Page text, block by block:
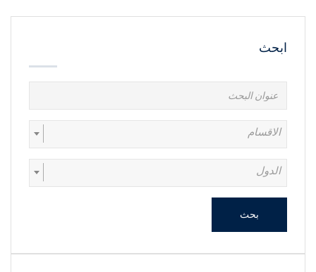
ابحث
الاقسام
الدول
بحث